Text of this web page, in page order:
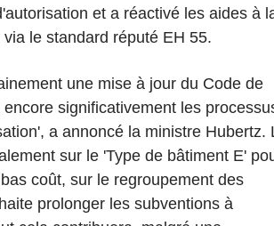
et a réactivé les aides à
le standard réputé EH 55.
une mise à jour du Code de
significativement les
a annoncé la ministre Hubertz.
sur le 'Type de bâtiment E'
coût, sur le regroupement des
prolonger les subventions à